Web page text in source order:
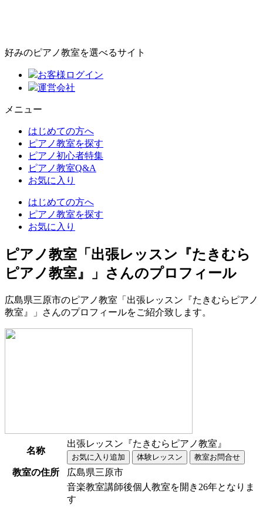
好みのピアノ教室を選べるサイト
お客様ログイン
運営会社
メニュー
はじめての方へ
ピアノ教室を探す
ピアノ初心者特集
ピアノ教室Q&A
お気に入り
はじめての方へ
ピアノ教室を探す
お気に入り
ピアノ教室「出張レッスン『たきむら
ピアノ教室』」さんのプロフィール
広島県三原市のピアノ教室「出張レッスン『たきむらピアノ
教室』」さんのプロフィールをご紹介致します。
名称
出張レッスン『たきむらピアノ教室』
教室の住所 広島県三原市
音楽教室講師後個人教室を開き26年となりま
す